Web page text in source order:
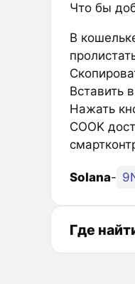
Что бы
В
Вставить
Нажать
COOK
Solana-
Где